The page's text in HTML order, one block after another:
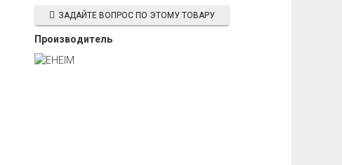
ЗАДАЙТЕ ВОПРОС ПО ЭТОМУ ТОВАРУ
Производитель